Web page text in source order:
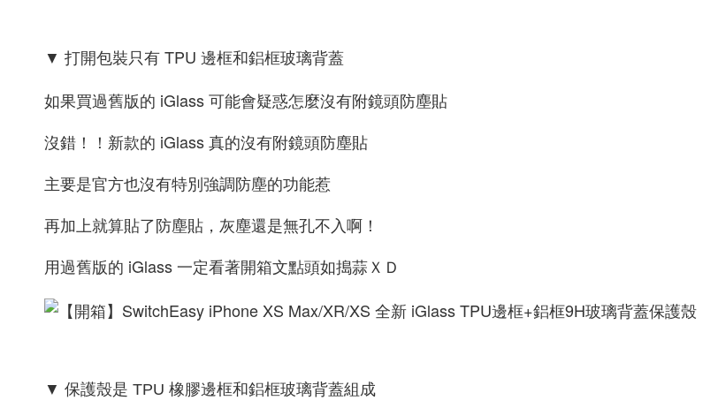
▼ 打開包裝只有 TPU 邊框和鋁框玻璃背蓋
如果買過舊版的 iGlass 可能會疑惑怎麼沒有附鏡頭防塵貼
沒錯！！新款的 iGlass 真的沒有附鏡頭防塵貼
主要是官方也沒有特別強調防塵的功能惹
再加上就算貼了防塵貼，灰塵還是無孔不入啊！
用過舊版的 iGlass 一定看著開箱文點頭如搗蒜ＸＤ
▼ 保護殼是 TPU 橡膠邊框和鋁框玻璃背蓋組成